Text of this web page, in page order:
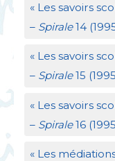
« Les savoirs
– Spirale14
« Les savoirs
– Spirale15
« Les savoirs
– Spirale16
« Les